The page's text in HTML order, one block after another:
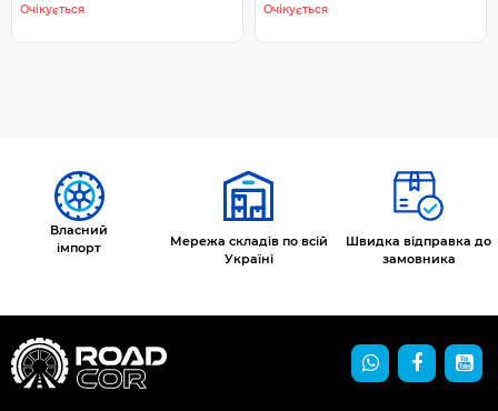
Очікується Очікується
Власний
імпорт
Мережа складів по всій
Україні
Швидка відправка до
замовника